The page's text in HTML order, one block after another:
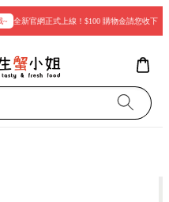
全新官網正式上線！$100 購物金請您收下